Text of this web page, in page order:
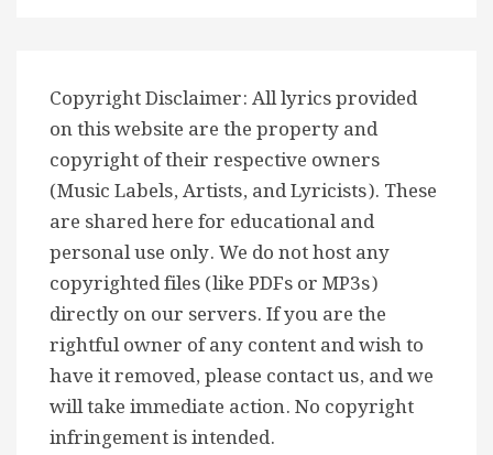
Copyright Disclaimer: All lyrics provided
on this website are the property and
copyright of their respective owners
(Music Labels, Artists, and Lyricists). These
are shared here for educational and
personal use only. We do not host any
copyrighted files (like PDFs or MP3s)
directly on our servers. If you are the
rightful owner of any content and wish to
have it removed, please contact us, and we
will take immediate action. No copyright
infringement is intended.